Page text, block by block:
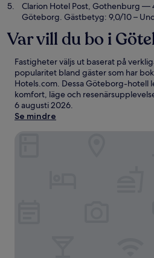
Clarion Hotel Post, Gothenburg —
Göteborg. Gästbetyg: 9,0/10 –
Var vill du bo i
Fastigheter väljs ut baserat på
popularitet bland gäster som har
Hotels.com. Dessa Göteborg-hotell
komfort, läge och
6 augusti 2026.
Se mindre